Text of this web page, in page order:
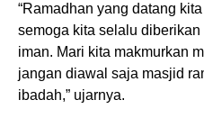
“Ramadhan yang datang
semoga kita selalu
iman. Mari kita makmurkan
jangan diawal saja masjid
ibadah,” ujarnya.